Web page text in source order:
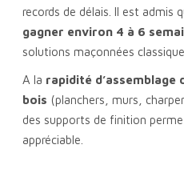
records de délais. Il est admis
gagner environ 4 à 6
solutions maçonnées
A la rapidité d’assemblage
bois (planchers, murs,
des supports de finition
appréciable.